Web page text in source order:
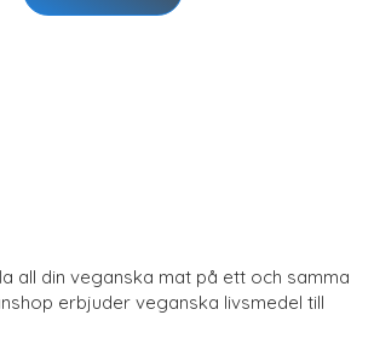
all din veganska mat på ett och samma
erbjuder veganska livsmedel till